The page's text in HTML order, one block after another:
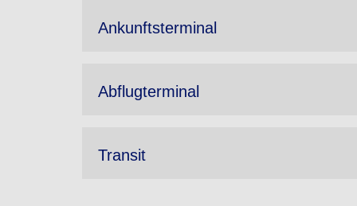
Ankunftsterminal
Abflugterminal
Transit